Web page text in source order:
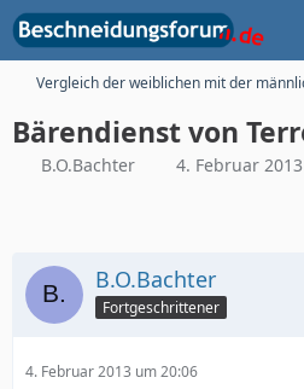
Vergleich der weiblichen mit der
Bärendienst von
B.O.Bachter 4. Februar
B.O.Bachter
Fortgeschrittener
4. Februar 2013 um 20:06